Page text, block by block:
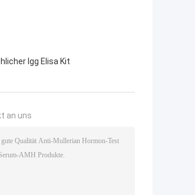
Igg Elisa Kit
an uns